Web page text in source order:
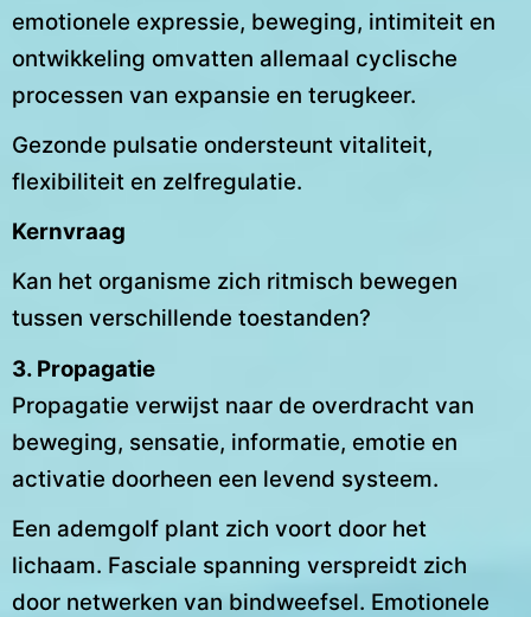
emotionele expressie, beweging, intimiteit en
ontwikkeling omvatten allemaal cyclische
processen van expansie en terugkeer.
Gezonde pulsatie ondersteunt vitaliteit,
flexibiliteit en zelfregulatie.
Kernvraag
Kan het organisme zich ritmisch bewegen
tussen verschillende toestanden?
3. Propagatie
Propagatie verwijst naar de overdracht van
beweging, sensatie, informatie, emotie en
activatie doorheen een levend systeem.
Een ademgolf plant zich voort door het
lichaam. Fasciale spanning verspreidt zich
door netwerken van bindweefsel. Emotionele